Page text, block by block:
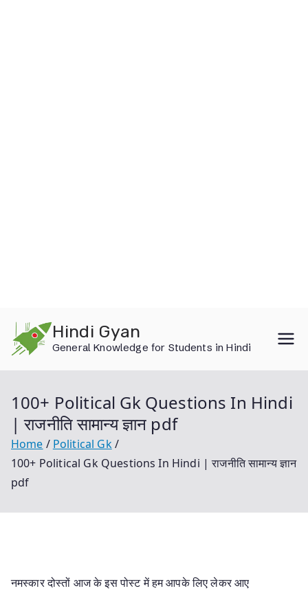
content
Hindi Gyan
General Knowledge for Students in Hindi
100+ Political Gk Questions In Hindi
| राजनीति सामान्य ज्ञान pdf
Home
Political Gk
100+ Political Gk Questions In Hindi | राजनीति सामान्य ज्ञान
pdf
नमस्कार दोस्तों आज के इस पोस्ट में हम आपके लिए लेकर आए